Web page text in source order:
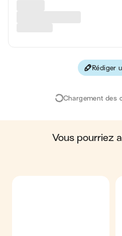
Les valeurs sont basées sur une
préoccupations ou des questions
en moyenne, une portion de la
glucides ; 9 g de protéines ; 3 g
Rédiger
Chargement des
vous pourriez